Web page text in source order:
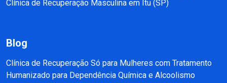
Clínica de Recuperação Masculina em Itu (SP)
Blog
Clínica de Recuperação Só para Mulheres com Tratamento
Humanizado para Dependência Química e Alcoolismo